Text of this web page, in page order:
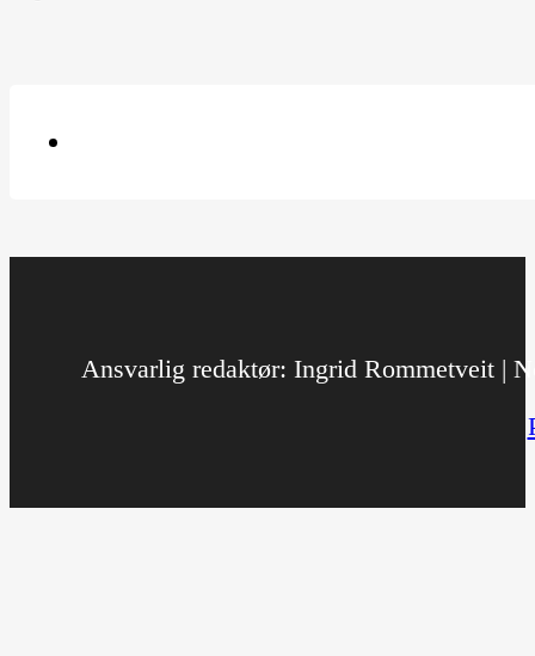
Ansvarlig redaktør: Ingrid Rommetveit |